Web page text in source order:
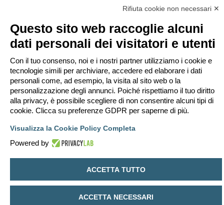
BBCode. L’indirizzo di risposta sarà il tuo indirizzo email.
Cancella cookie
Contattaci
Creato daphpBB® Forum Software © phpBB Limited
Traduzione ItalianaphpBB-Italia.it
Rifiuta cookie non necessari ✕
Questo sito web raccoglie alcuni
dati personali dei visitatori e utenti
Con il tuo consenso, noi e i nostri partner utilizziamo i cookie e
tecnologie simili per archiviare, accedere ed elaborare i dati
personali come, ad esempio, la visita al sito web o la
personalizzazione degli annunci. Poiché rispettiamo il tuo diritto
alla privacy, è possibile scegliere di non consentire alcuni tipi di
cookie. Clicca su preferenze GDPR per saperne di più.
Visualizza la Cookie Policy Completa
Powered by
ACCETTA TUTTO
ACCETTA NECESSARI